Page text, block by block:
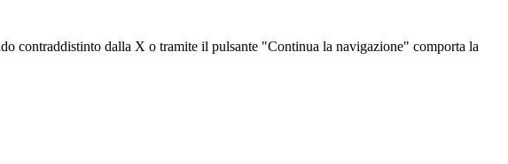
contraddistinto dalla X o tramite il pulsante "Continua la navigazione" comporta la